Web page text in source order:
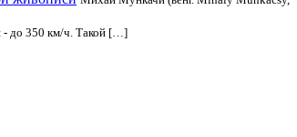
- до 350 км/ч. Такой […]